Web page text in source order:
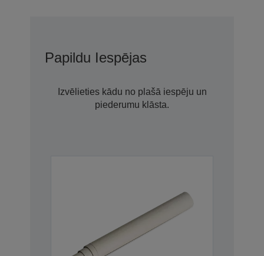
Papildu Iespējas
Izvēlieties kādu no plašā iespēju un
piederumu klāsta.